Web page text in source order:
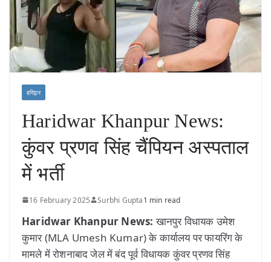
हरिद्वार
Haridwar Khanpur News:
कुंवर प्रणव सिंह चैंपियन अस्पताल
में भर्ती
16 February 2025 Surbhi Gupta1 min read
Haridwar Khanpur News:खानपुर विधायक उमेश
कुमार (MLA Umesh Kumar) के कार्यालय पर फायरिंग के
मामले में रोशनाबाद जेल में बंद पूर्व विधायक कुंवर प्रणव सिंह